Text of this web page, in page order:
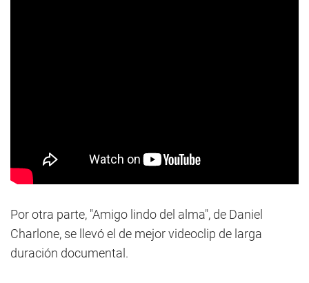
Por otra parte, "Amigo lindo del alma", de Daniel
Charlone, se llevó el de mejor videoclip de larga
duración documental.